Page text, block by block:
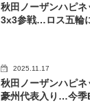
秋田ノーザンハピ
3x3参戦…ロス五輪
2025.11.17
秋田ノーザンハピ
豪州代表入り…今季